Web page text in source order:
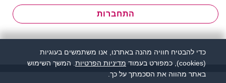
התחברות
כדי להבטיח חוויה מהנה באתרנו, אנו משתמשים בעוגיות
(cookies), כמפורט בעמוד
מדיניות הפרטיות . המשך השימוש
באתר מהווה את הסכמתך על כך.